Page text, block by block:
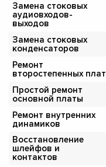
Замена стоковых
аудиовходов-
выходов
Замена стоковых
конденсаторов
Ремонт
второстепенных плат
Простой ремонт
основной платы
Ремонт внутренних
динамиков
Восстановление
шлейфов и
контактов